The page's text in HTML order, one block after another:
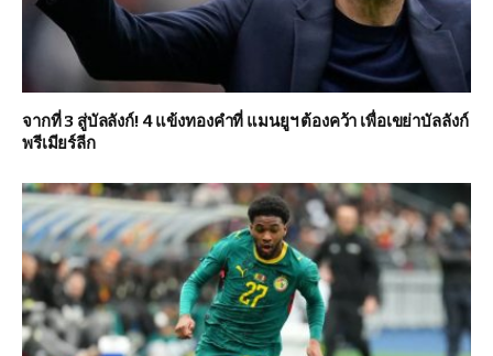
จากที่ 3 สู่บัลลังก์! 4 แข้งทองคำที่ แมนยูฯ ต้องคว้า เพื่อเขย่าบัลลังก์
พรีเมียร์ลีก